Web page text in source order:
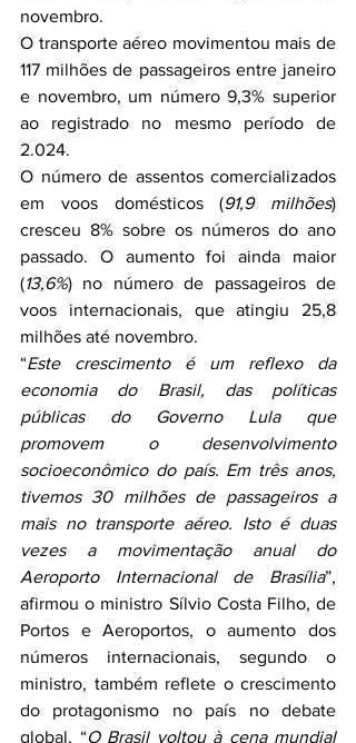
novembro.
O transporte aéreo movimentou mais de
117 milhões de passageiros entre janeiro
e novembro, um número 9,3% superior
ao registrado no mesmo período de
2.024.
O número de assentos comercializados
em voos domésticos (91,9 milhões)
cresceu 8% sobre os números do ano
passado. O aumento foi ainda maior
(13,6%) no número de passageiros de
voos internacionais, que atingiu 25,8
milhões até novembro.
“Este crescimento é um reflexo da
economia do Brasil, das políticas
públicas do Governo Lula que
promovem o desenvolvimento
socioeconômico do país. Em três anos,
tivemos 30 milhões de passageiros a
mais no transporte aéreo. Isto é duas
vezes a movimentação anual do
Aeroporto Internacional de Brasília”,
afirmou o ministro Sílvio Costa Filho, de
Portos e Aeroportos, o aumento dos
números internacionais, segundo o
ministro, também reflete o crescimento
do protagonismo no país no debate
global, “O Brasil voltou à cena mundial